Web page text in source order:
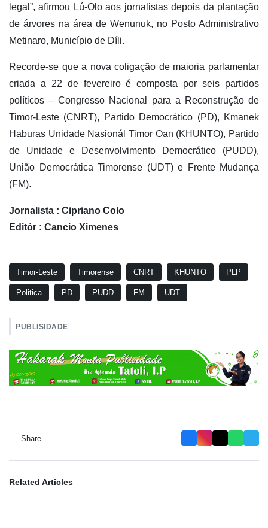
legal”, afirmou Lú-Olo aos jornalistas depois da plantação
de árvores na área de Wenunuk, no Posto Administrativo
Metinaro, Município de Díli.
Recorde-se que a nova coligação de maioria parlamentar
criada a 22 de fevereiro é composta por seis partidos
políticos – Congresso Nacional para a Reconstrução de
Timor-Leste (CNRT), Partido Democrático (PD), Kmanek
Haburas Unidade Nasionál Timor Oan (KHUNTO), Partido
de Unidade e Desenvolvimento Democrático (PUDD),
União Democrática Timorense (UDT) e Frente Mudança
(FM).
Jornalista : Cipriano Colo
Editór : Cancio Ximenes
Timor-Leste Timorense CNRT KHUNTO PLP
Politica PD PUDD FM UDT
PUBLISIDADE
Share
Related Articles